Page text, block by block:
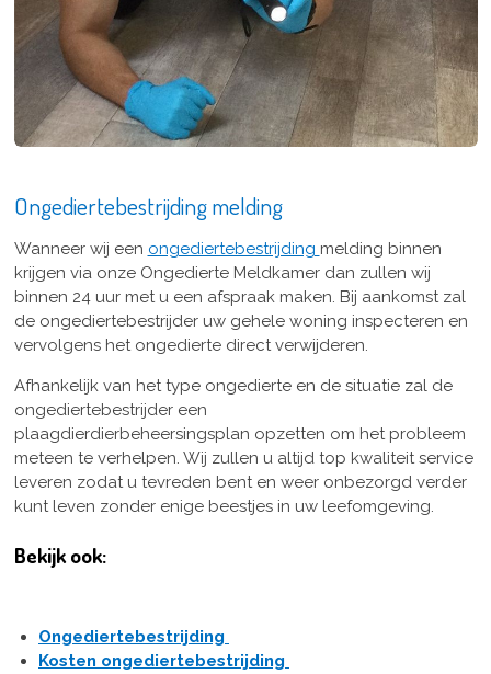
Ongediertebestrijding melding
Wanneer wij een ongediertebestrijding melding binnen
krijgen via onze Ongedierte Meldkamer dan zullen wij
binnen 24 uur met u een afspraak maken. Bij aankomst zal
de ongediertebestrijder uw gehele woning inspecteren en
vervolgens het ongedierte direct verwijderen.
Afhankelijk van het type ongedierte en de situatie zal de
ongediertebestrijder een
plaagdierdierbeheersingsplan opzetten om het probleem
meteen te verhelpen. Wij zullen u altijd top kwaliteit service
leveren zodat u tevreden bent en weer onbezorgd verder
kunt leven zonder enige beestjes in uw leefomgeving.
Bekijk ook:
Ongediertebestrijding
Kosten ongediertebestrijding